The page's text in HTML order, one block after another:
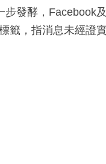
步發酵，Facebook
籤，指消息未經證